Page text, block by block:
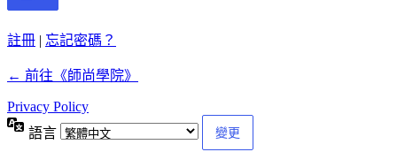
註冊 | 忘記密碼？
← 前往《師尚學院》
Privacy Policy
語言